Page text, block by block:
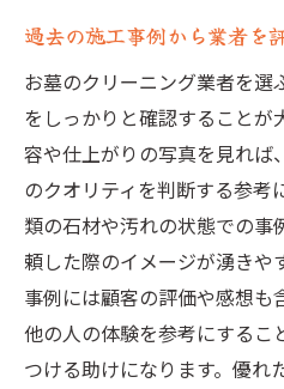
過去の施工事例から業者を
お墓のクリーニング業者を選
をしっかりと確認することが
容や仕上がりの写真を見れば
のクオリティを判断する参考
類の石材や汚れの状態での事
頼した際のイメージが湧きや
事例には顧客の評価や感想も
他の人の体験を参考にするこ
つける助けになります。優れ